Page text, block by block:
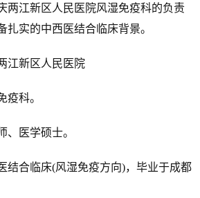
江新区人民医院风湿免疫科的负责
扎实的中西医结合临床背景。
新区人民医院
科。
医学硕士。
合临床(风湿免疫方向)，毕业于成都